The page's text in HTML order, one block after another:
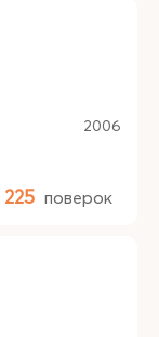
2006
225 поверок